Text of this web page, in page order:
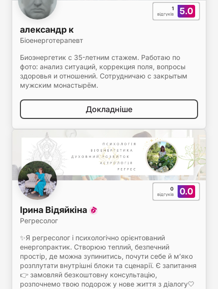
5.0
1
відгуків
александр к
Біоенерготерапевт
Биоэнергетик с 35-летним стажем. Работаю по
фото: анализ ситуаций, коррекция поля, вопросы
здоровья и отношений. Сотрудничаю с закрытым
мужским монастырём.
Докладніше
0.0
0
відгуків
Ірина Відяйкіна
Регресолог
✨Я регресолог і психологічно орієнтований
енергопрактик. Створюю теплий, безпечний
простір, де можна зупинитись, почути себе й м’яко
розплутати внутрішні блоки та сценарії. Є запитання
👉 замовляй безкоштовну консультацію,
розпочнемо твою подорож у нове життя з діалогу🤍